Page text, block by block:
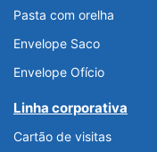
Pasta com orelha
Envelope Saco
Envelope Ofício
Linha corporativa
Cartão de visitas